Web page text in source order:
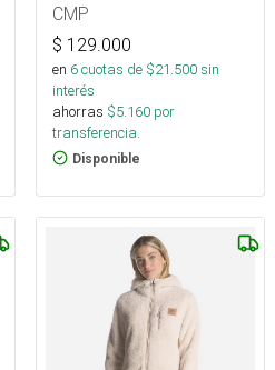
CMP
$ 129.000
en 6cuotas de $21.500sin
interés
ahorras $5.160 por
transferencia.
Disponible